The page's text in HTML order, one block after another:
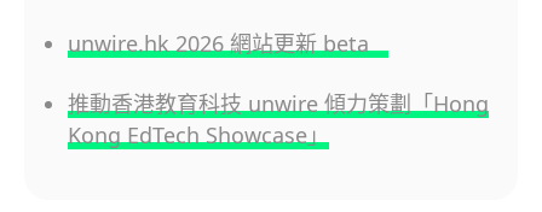
unwire.hk 2026 網站更新 beta
推動香港教育科技 unwire 傾力策劃「Hong
Kong EdTech Showcase」